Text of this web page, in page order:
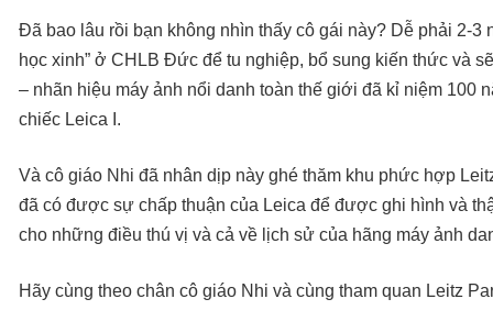
Đã bao lâu rồi bạn không nhìn thấy cô gái này? Dễ phải 2-3
học xinh” ở CHLB Đức để tu nghiệp, bổ sung kiến thức và
– nhãn hiệu máy ảnh nổi danh toàn thế giới đã kỉ niệm 100
chiếc Leica I.
Và cô giáo Nhi đã nhân dịp này ghé thăm khu phức hợp
đã có được sự chấp thuận của Leica để được ghi hình và
cho những điều thú vị và cả về lịch sử của hãng máy ảnh
Hãy cùng theo chân cô giáo Nhi và cùng tham quan Leitz